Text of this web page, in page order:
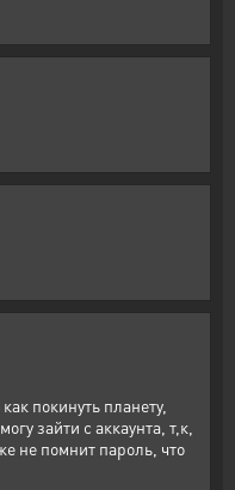
покинуть планету,
зайти с аккаунта, т,к,
не помнит пароль, что